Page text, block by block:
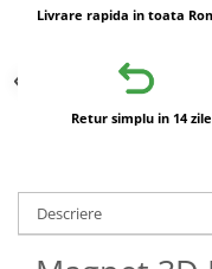
Livrare rapida in toata
Retur simplu in 14 zile
Descriere